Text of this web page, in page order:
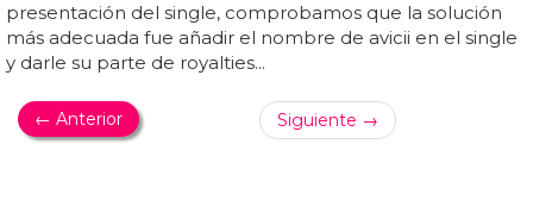
presentación del single, comprobamos que la solución
más adecuada fue añadir el nombre de avicii en el single
y darle su parte de royalties...
← Anterior Siguiente →